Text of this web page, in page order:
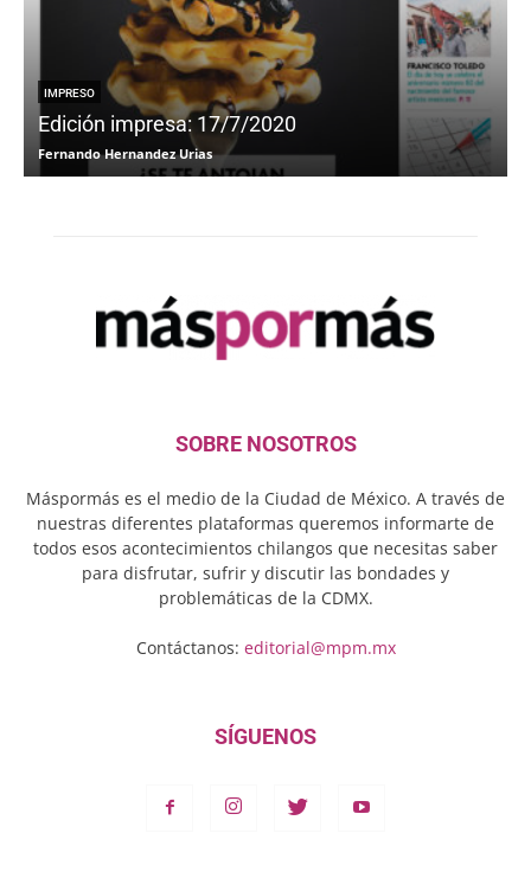
IMPRESO
Edición impresa: 17/7/2020
Fernando Hernandez Urias
SOBRE NOSOTROS
Máspormás es el medio de la Ciudad de México. A través de
nuestras diferentes plataformas queremos informarte de
todos esos acontecimientos chilangos que necesitas saber
para disfrutar, sufrir y discutir las bondades y
problemáticas de la CDMX.
Contáctanos: editorial@mpm.mx
SÍGUENOS